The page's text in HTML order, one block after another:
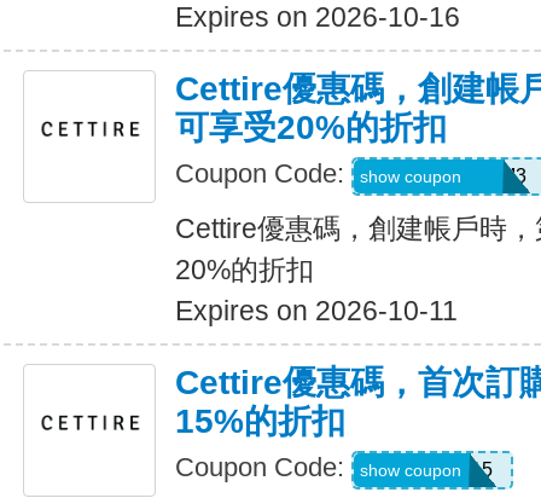
Expires on 2026-10-16
Cettire優惠碼，創建帳
可享受20%的折扣
Coupon Code: REFU4YP-NMM3
show coupon
Cettire優惠碼，創建帳戶時
20%的折扣
Expires on 2026-10-11
Cettire優惠碼，首次訂
15%的折扣
Coupon Code: APP15
show coupon